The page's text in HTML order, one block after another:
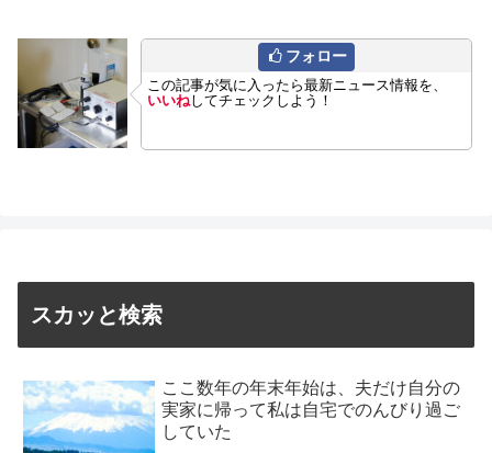
フォロー
この記事が気に入ったら最新ニュース情報を、
いいねしてチェックしよう！
スカッと検索
ここ数年の年末年始は、夫だけ自分の
実家に帰って私は自宅でのんびり過ご
していた